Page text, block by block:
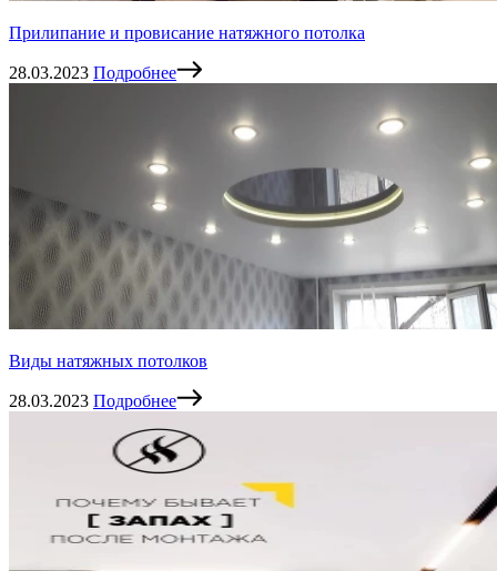
Прилипание и провисание натяжного потолка
28.03.2023 Подробнее
Виды натяжных потолков
28.03.2023 Подробнее